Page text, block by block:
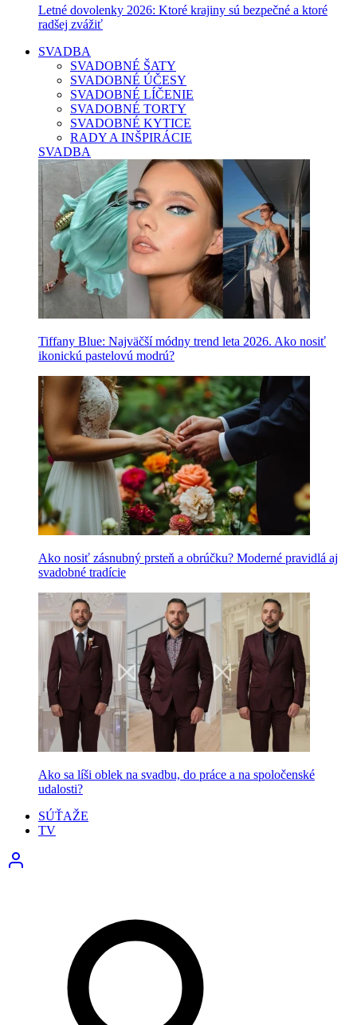
Letné dovolenky 2026: Ktoré krajiny sú bezpečné a ktoré
radšej zvážiť
SVADBA
SVADOBNÉ ŠATY
SVADOBNÉ ÚČESY
SVADOBNÉ LÍČENIE
SVADOBNÉ TORTY
SVADOBNÉ KYTICE
RADY A INŠPIRÁCIE
SVADBA
Tiffany Blue: Najväčší módny trend leta 2026. Ako nosiť
ikonickú pastelovú modrú?
Ako nosiť zásnubný prsteň a obrúčku? Moderné pravidlá aj
svadobné tradície
Ako sa líši oblek na svadbu, do práce a na spoločenské
udalosti?
SÚŤAŽE
TV